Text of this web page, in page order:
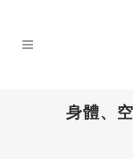
身體、